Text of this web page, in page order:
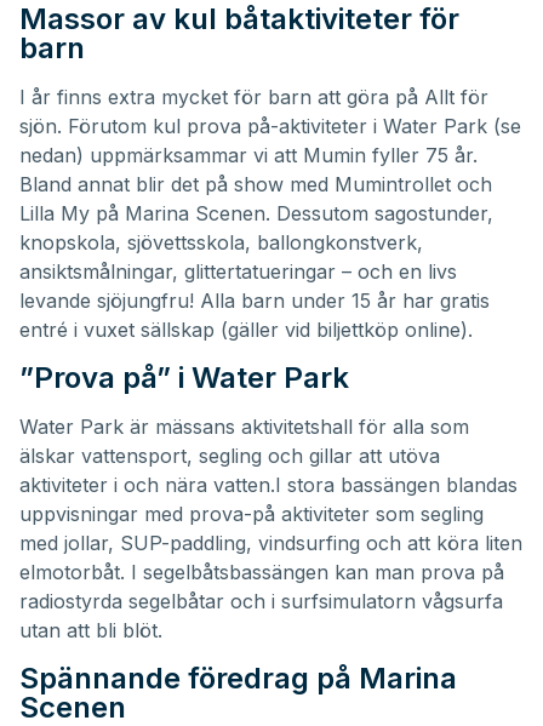
Massor av kul båtaktiviteter för
barn
I år finns extra mycket för barn att göra på Allt för
sjön. Förutom kul prova på-aktiviteter i Water Park (se
nedan) uppmärksammar vi att Mumin fyller 75 år.
Bland annat blir det på show med Mumintrollet och
Lilla My på Marina Scenen. Dessutom sagostunder,
knopskola, sjövettsskola, ballongkonstverk,
ansiktsmålningar, glittertatueringar – och en livs
levande sjöjungfru! Alla barn under 15 år har gratis
entré i vuxet sällskap (gäller vid biljettköp online).
”Prova på” i Water Park
Water Park är mässans aktivitetshall för alla som
älskar vattensport, segling och gillar att utöva
aktiviteter i och nära vatten.I stora bassängen blandas
uppvisningar med prova-på aktiviteter som segling
med jollar, SUP-paddling, vindsurfing och att köra liten
elmotorbåt. I segelbåtsbassängen kan man prova på
radiostyrda segelbåtar och i surfsimulatorn vågsurfa
utan att bli blöt.
Spännande föredrag på Marina
Scenen